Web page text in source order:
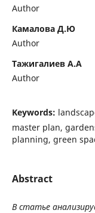
Author
Камалова Д.Ю
Author
Тажигалиев А.А
Author
Keywords:
master plan,
planning, green
Abstract
В статье